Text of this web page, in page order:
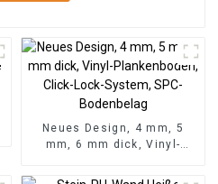
Neues Design, 4 mm, 5
mm, 6 mm dick, Vinyl-
System, SPC-Bodenbelag